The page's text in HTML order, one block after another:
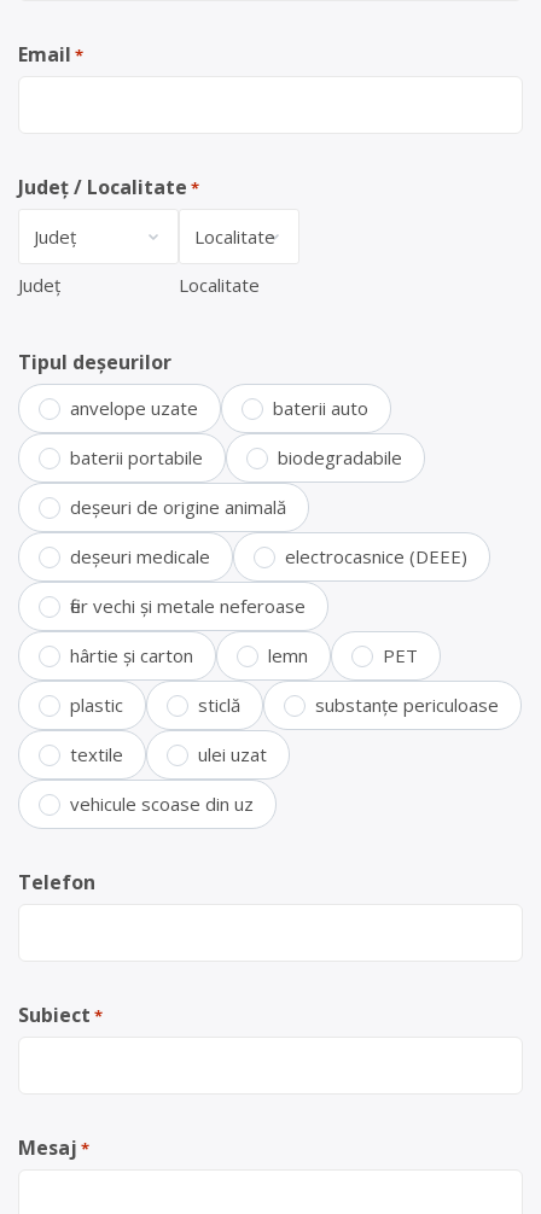
Email *
Județ / Localitate *
Județ Localitate
Tipul deșeurilor
anvelope uzate baterii auto
baterii portabile biodegradabile
deșeuri de origine animală
deșeuri medicale electrocasnice (DEEE)
fier vechi și metale neferoase
hârtie și carton lemn PET
plastic sticlă substanțe periculoase
textile ulei uzat
vehicule scoase din uz
Telefon
Subiect *
Mesaj *